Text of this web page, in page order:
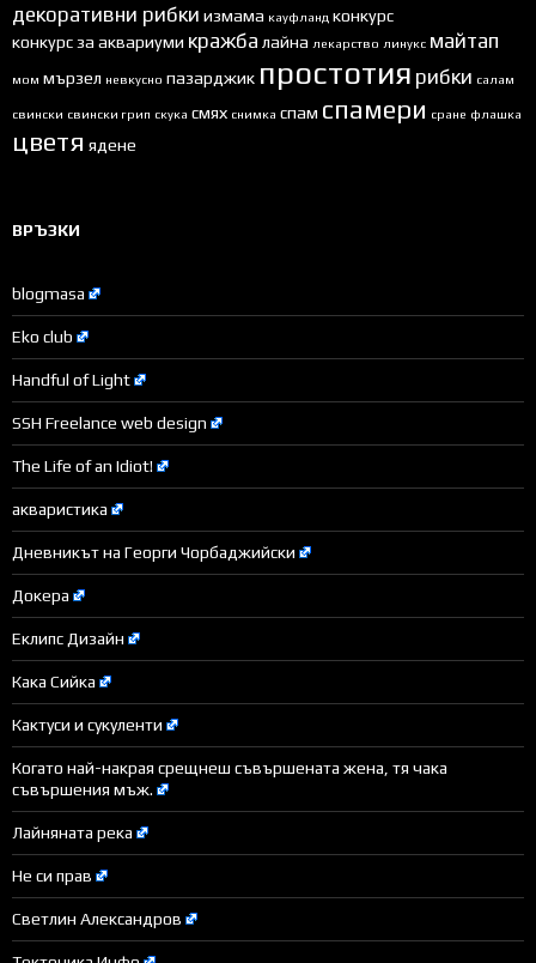
декоративни рибки измама кауфланд конкурс
конкурс за аквариуми кражба лайна лекарство линукс майтап
мом мързел невкусно пазарджик простотия рибки салам
свински свински грип скука смях снимка спам спамери сране флашка
цветя ядене
ВРЪЗКИ
blogmasa
Eko club
Handful of Light
SSH Freelance web design
The Life of an Idiot!
акваристика
Дневникът на Георги Чорбаджийски
Докера
Еклипс Дизайн
Кака Сийка
Кактуси и сукуленти
Когато най-накрая срещнеш съвършената жена, тя чака
съвършения мъж.
Лайняната река
Не си прав
Светлин Александров